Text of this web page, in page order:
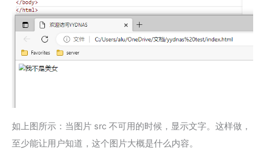
如上图所示：当图片 src 不可用的时候，显示文字。这样做，
至少能让用户知道，这个图片大概是什么内容。